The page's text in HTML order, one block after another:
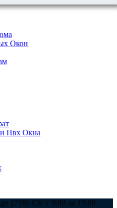
Окон
Пвх Окна
17:00, СБ: с 9:00 до 15:00